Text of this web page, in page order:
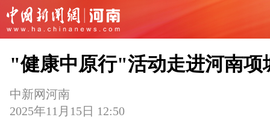
"健康中原行"活动走进河南项
中新网河南
2025年11月15日 12:50